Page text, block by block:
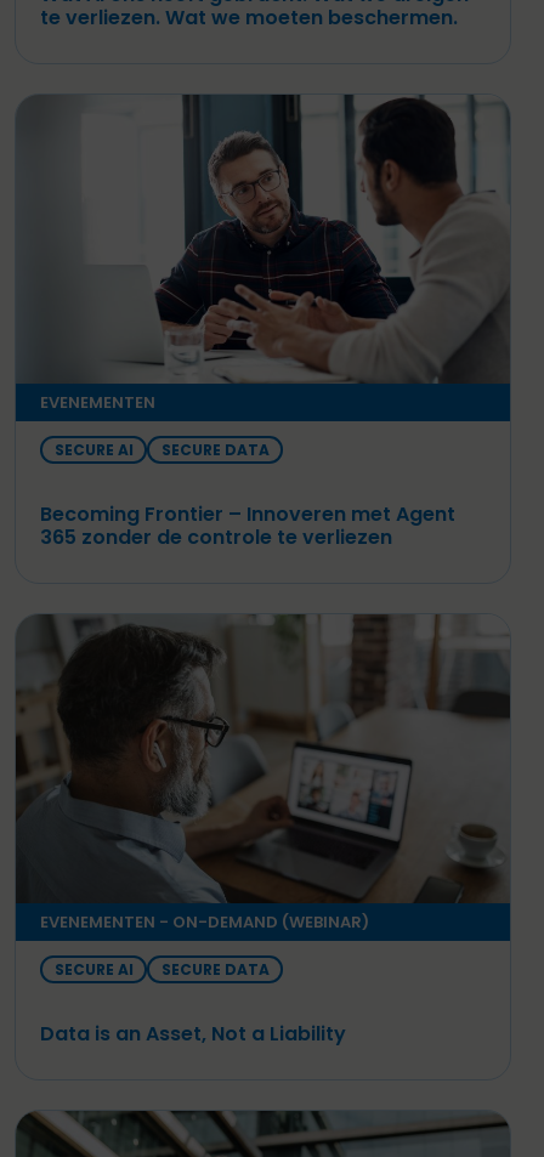
te verliezen. Wat we moeten beschermen.
EVENEMENTEN
SECURE AI SECURE DATA
Becoming Frontier – Innoveren met Agent
365 zonder de controle te verliezen
EVENEMENTEN - ON-DEMAND (WEBINAR)
SECURE AI SECURE DATA
Data is an Asset, Not a Liability